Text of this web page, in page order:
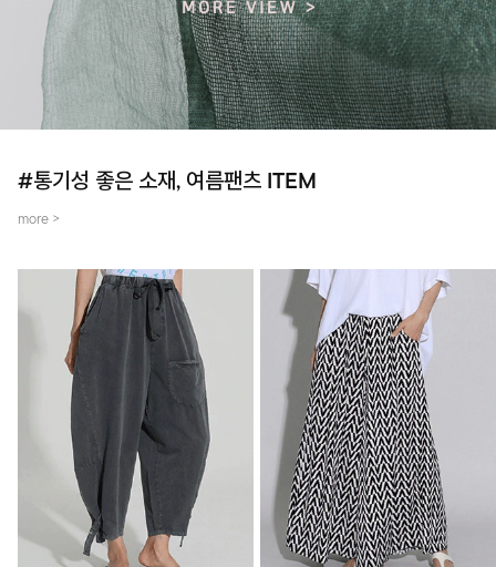
#통기성 좋은 소재, 여름팬츠 ITEM
more >